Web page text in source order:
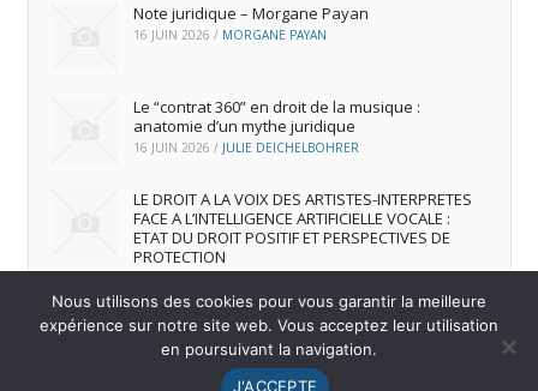
Note juridique – Morgane Payan
16 JUIN 2026 / MORGANE PAYAN
Le “contrat 360” en droit de la musique :
anatomie d’un mythe juridique
16 JUIN 2026 / JULIE DEICHELBOHRER
LE DROIT A LA VOIX DES ARTISTES-INTERPRETES
FACE A L’INTELLIGENCE ARTIFICIELLE VOCALE :
ETAT DU DROIT POSITIF ET PERSPECTIVES DE
PROTECTION
IREDIC-Mentions Légales
Nous utilisons des cookies pour vous garantir la meilleure
expérience sur notre site web. Vous acceptez leur utilisation
en poursuivant la navigation.
J'ACCEPTE